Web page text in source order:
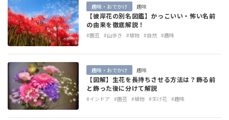
趣味・おでかけ 趣味
【彼岸花の別名図鑑】かっこいい・怖い名前
の由来を徹底解説！
#園芸 #山歩き #植物 #自然 #趣味
趣味・おでかけ 趣味
【図解】生花を長持ちさせる方法は？飾る前
と飾った後に分けて解説
#インドア #園芸 #植物 #生け花 #趣味